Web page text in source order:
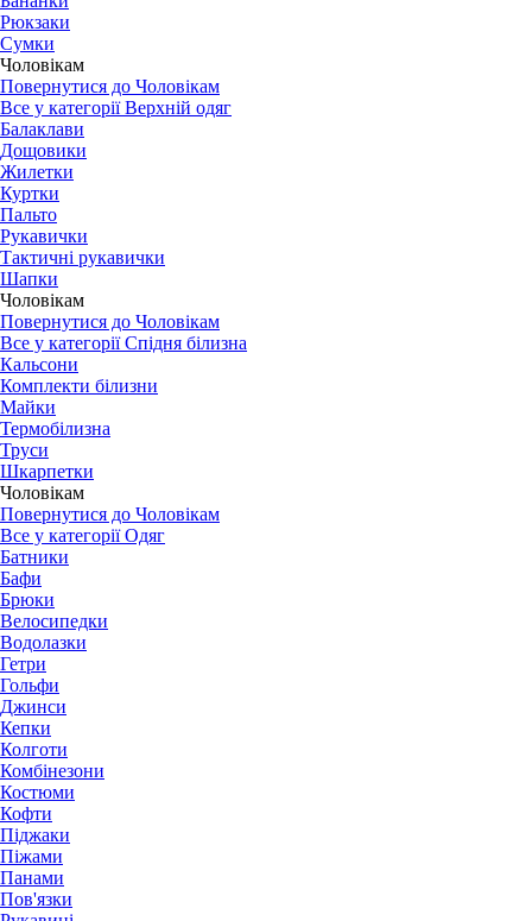
Рюкзаки
Сумки
Чоловікам
Повернутися до Чоловікам
Все у категорії Верхній одяг
Балаклави
Дощовики
Жилетки
Куртки
Пальто
Рукавички
Тактичні рукавички
Шапки
Чоловікам
Повернутися до Чоловікам
Все у категорії Спідня білизна
Кальсони
Комплекти білизни
Майки
Термобілизна
Труси
Шкарпетки
Чоловікам
Повернутися до Чоловікам
Все у категорії Одяг
Батники
Бафи
Брюки
Велосипедки
Водолазки
Гетри
Гольфи
Джинси
Кепки
Колготи
Комбінезони
Костюми
Кофти
Піджаки
Піжами
Панами
Пов'язки